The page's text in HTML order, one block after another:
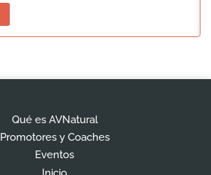
Qué es AVNatural
Promotores y Coaches
Eventos